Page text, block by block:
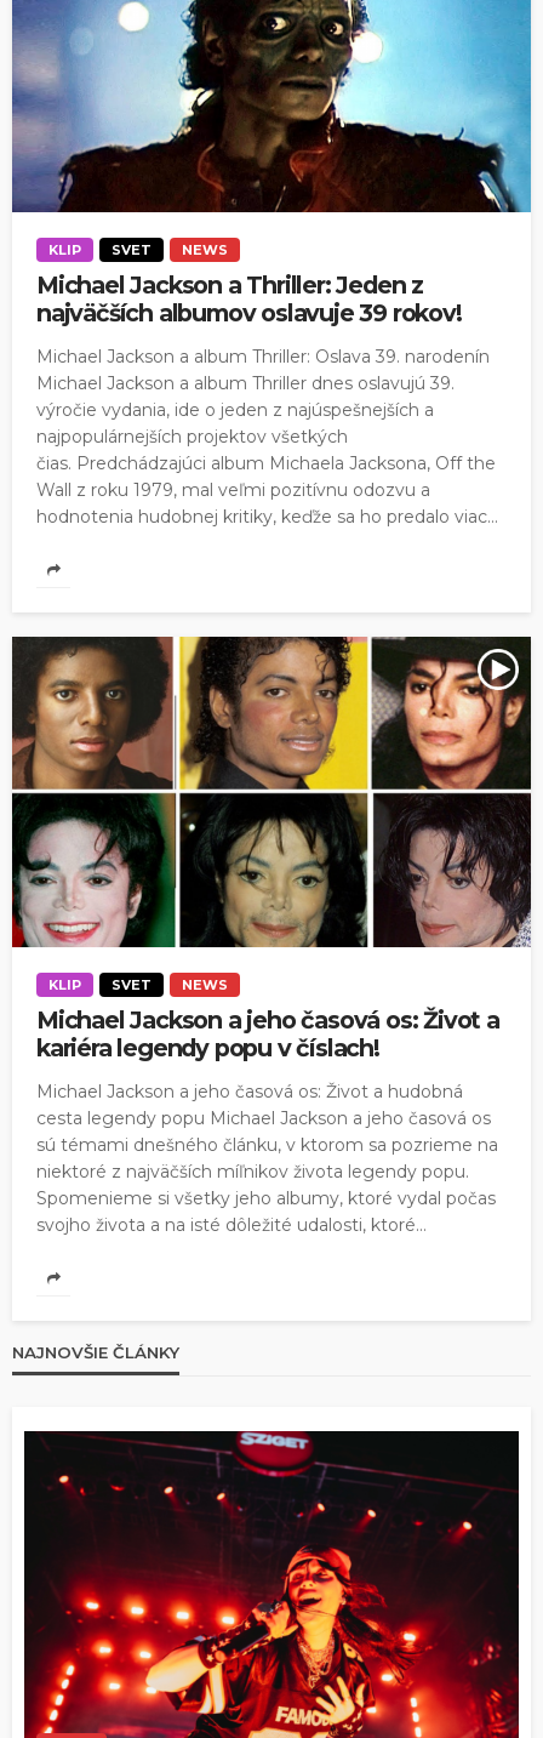
KLIP SVET NEWS
Michael Jackson a Thriller: Jeden z
najväčších albumov oslavuje 39 rokov!
Michael Jackson a album Thriller: Oslava 39. narodenín
Michael Jackson a album Thriller dnes oslavujú 39.
výročie vydania, ide o jeden z najúspešnejších a
najpopulárnejších projektov všetkých
čias. Predchádzajúci album Michaela Jacksona, Off the
Wall z roku 1979, mal veľmi pozitívnu odozvu a
hodnotenia hudobnej kritiky, keďže sa ho predalo viac...
KLIP SVET NEWS
Michael Jackson a jeho časová os: Život a
kariéra legendy popu v číslach!
Michael Jackson a jeho časová os: Život a hudobná
cesta legendy popu Michael Jackson a jeho časová os
sú témami dnešného článku, v ktorom sa pozrieme na
niektoré z najväčších míľnikov života legendy popu.
Spomenieme si všetky jeho albumy, ktoré vydal počas
svojho života a na isté dôležité udalosti, ktoré...
NAJNOVŠIE ČLÁNKY